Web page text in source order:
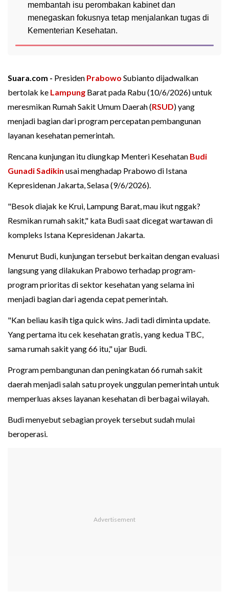
membantah isu perombakan kabinet dan
menegaskan fokusnya tetap menjalankan tugas di
Kementerian Kesehatan.
Suara.com - Presiden Prabowo Subianto dijadwalkan
bertolak ke Lampung Barat pada Rabu (10/6/2026) untuk
meresmikan Rumah Sakit Umum Daerah (RSUD) yang
menjadi bagian dari program percepatan pembangunan
layanan kesehatan pemerintah.
Rencana kunjungan itu diungkap Menteri Kesehatan Budi
Gunadi Sadikin usai menghadap Prabowo di Istana
Kepresidenan Jakarta, Selasa (9/6/2026).
"Besok diajak ke Krui, Lampung Barat, mau ikut nggak?
Resmikan rumah sakit," kata Budi saat dicegat wartawan di
kompleks Istana Kepresidenan Jakarta.
Menurut Budi, kunjungan tersebut berkaitan dengan evaluasi
langsung yang dilakukan Prabowo terhadap program-
program prioritas di sektor kesehatan yang selama ini
menjadi bagian dari agenda cepat pemerintah.
"Kan beliau kasih tiga quick wins. Jadi tadi diminta update.
Yang pertama itu cek kesehatan gratis, yang kedua TBC,
sama rumah sakit yang 66 itu," ujar Budi.
Program pembangunan dan peningkatan 66 rumah sakit
daerah menjadi salah satu proyek unggulan pemerintah untuk
memperluas akses layanan kesehatan di berbagai wilayah.
Budi menyebut sebagian proyek tersebut sudah mulai
beroperasi.